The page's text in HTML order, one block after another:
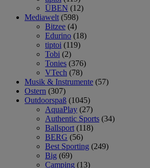
ÜBEN (12)
Mediawelt (598)
Bitzee (4)
Edurino (18)
tiptoi (119)
Tobi (2)
Tonies (376)
VTech (78)
Musik & Instrumente (57)
Ostern (307)
Outdoorspaß (1045)
AquaPlay (27)
Authentic Sports (34)
Ballsport (118)
BERG (56)
Best Sporting (249)
Big (69)
Camping (13)